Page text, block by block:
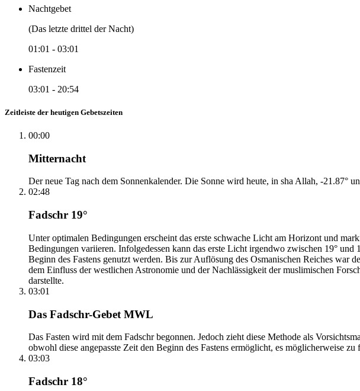
Nachtgebet
(Das letzte drittel der Nacht)
01:01 - 03:01
Fastenzeit
03:01 - 20:54
Zeitleiste der heutigen Gebetszeiten
00:00
Mitternacht
Der neue Tag nach dem Sonnenkalender. Die Sonne wird heute, in sha Allah, -21.87°
02:48
Fadschr 19°
Unter optimalen Bedingungen erscheint das erste schwache Licht am Horizont und
Bedingungen variieren. Infolgedessen kann das erste Licht irgendwo zwischen 19°
Beginn des Fastens genutzt werden. Bis zur Auflösung des Osmanischen Reiches
dem Einfluss der westlichen Astronomie und der Nachlässigkeit der muslimischen
darstellte.
03:01
Das Fadschr-Gebet MWL
Das Fasten wird mit dem Fadschr begonnen. Jedoch zieht diese Methode als
obwohl diese angepasste Zeit den Beginn des Fastens ermöglicht, es möglicherweise
03:03
Fadschr 18°